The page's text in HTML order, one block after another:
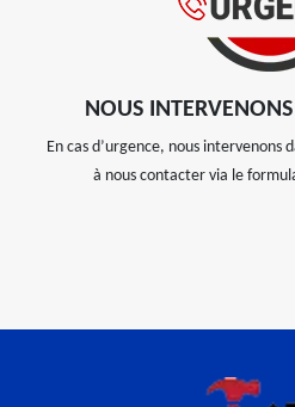
NOUS
En cas d’urgence, nous intervenons
à nous contacter via le